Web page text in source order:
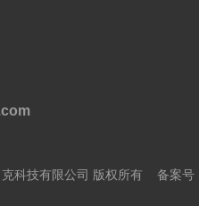
科技有限公司 版权所有 备案号